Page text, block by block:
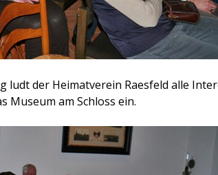
ludt der Heimatverein Raesfeld alle
Museum am Schloss ein.